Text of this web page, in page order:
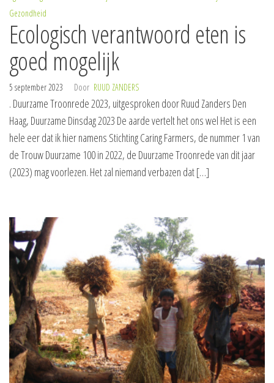
Gezondheid
Ecologisch verantwoord eten is
goed mogelijk
5 september 2023 Door RUUD ZANDERS
. Duurzame Troonrede 2023, uitgesproken door Ruud Zanders Den
Haag, Duurzame Dinsdag 2023 De aarde vertelt het ons wel Het is een
hele eer dat ik hier namens Stichting Caring Farmers, de nummer 1 van
de Trouw Duurzame 100 in 2022, de Duurzame Troonrede van dit jaar
(2023) mag voorlezen. Het zal niemand verbazen dat […]